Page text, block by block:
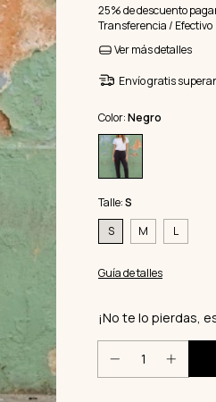
25% de descuento
Transferencia / Efectivo
Ver más detalles
Envío gratis
Color:Negro
Talle:S
S
M L
Guía de talles
¡No te lo pierdas,